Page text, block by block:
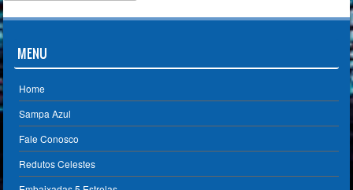
MENU
Home
Sampa Azul
Fale Conosco
Redutos Celestes